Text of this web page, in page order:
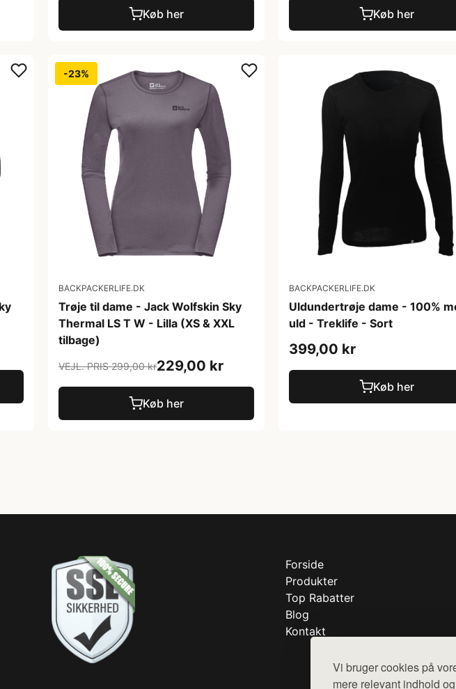
Vi bruger cookies på
mere relevant indhold
Køb her Køb her
-23%
BACKPACKERLIFE.DK
Trøje til dame - Jack Wolfskin Sky
Thermal LS T W - Lilla (XS & XXL
tilbage)
VEJL. PRIS 299,00 kr229,00 kr
Køb her
BACKPACKERLIFE.DK
Uldundertrøje dame - 100%
uld - Treklife - Sort
399,00 kr
Køb her
Forside
Produkter
Top Rabatter
Blog
Kontakt